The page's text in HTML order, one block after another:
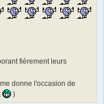
fièrement leurs
donne l'occasion de
)